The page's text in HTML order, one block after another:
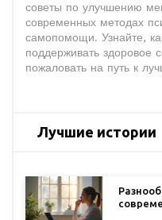
советы по улучшению
современных методах
самопомощи. Узнайте,
поддерживать здоровое
пожаловать на путь к
Лучшие истории